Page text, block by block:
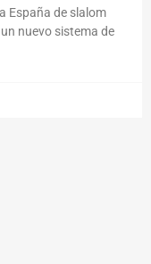
España de slalom
nuevo sistema de